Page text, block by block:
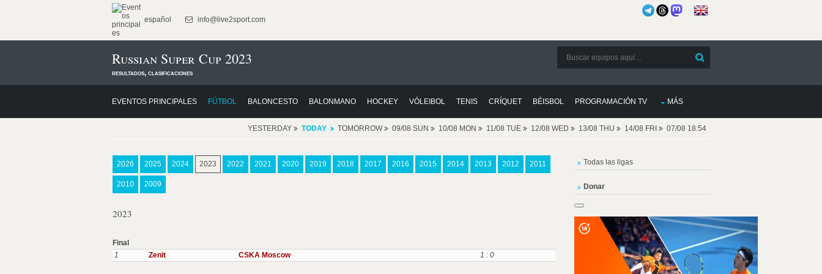
español info@live2sport.com
Russian Super Cup 2023
resultados, clasificaciones
EVENTOS PRINCIPALES FÚTBOL BALONCESTO BALONMANO HOCKEY VÓLEIBOL TENIS CRÍQUET BÉISBOL PROGRAMACIÓN TV MÁS
YESTERDAY TODAY TOMORROW 09/08 SUN 10/08 MON 11/08 TUE 12/08 WED 13/08 THU 14/08 FRI 07/08 18:54
2026 2025 2024 2023 2022 2021 2020 2019 2018 2017 2016 2015 2014 2013 2012 2011
2010 2009
2023
Final
1
Zenit CSKA Moscow 1 : 0
Todas las ligas
Donar